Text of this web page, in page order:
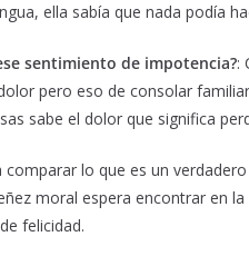
ella sabía que nada podía
sentimiento de impotencia?:
pero eso de consolar
sabe el dolor que significa
comparar lo que es un
moral espera encontrar en
felicidad.